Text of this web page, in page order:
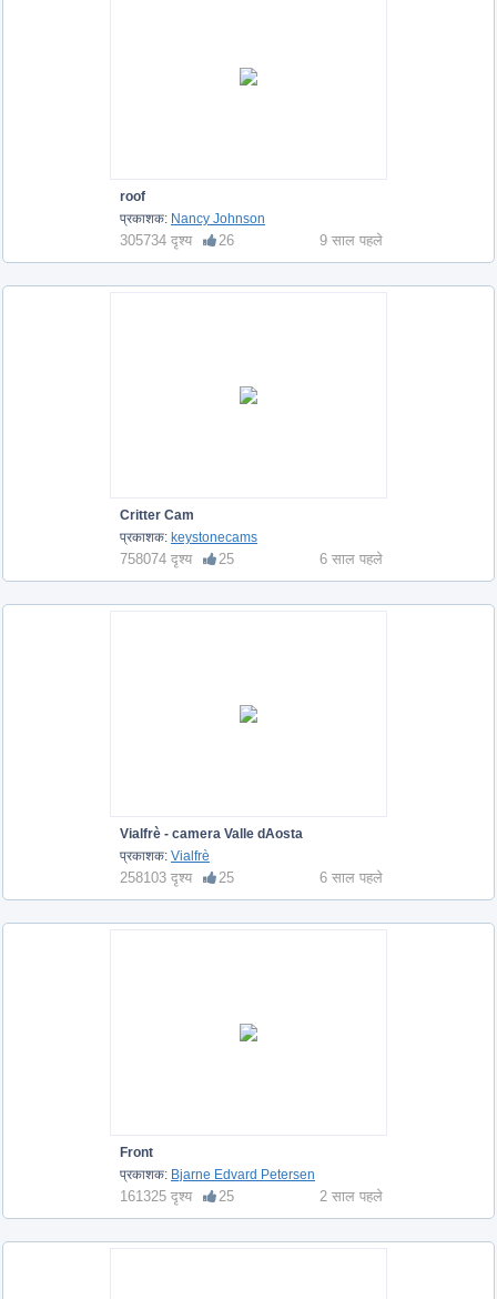
roof
प्रकाशक: Nancy Johnson
305734 दृश्य 26 9 साल पहले
Critter Cam
प्रकाशक: keystonecams
758074 दृश्य 25 6 साल पहले
Vialfrè - camera Valle dAosta
प्रकाशक: Vialfrè
258103 दृश्य 25 6 साल पहले
Front
प्रकाशक: Bjarne Edvard Petersen
161325 दृश्य 25 2 साल पहले